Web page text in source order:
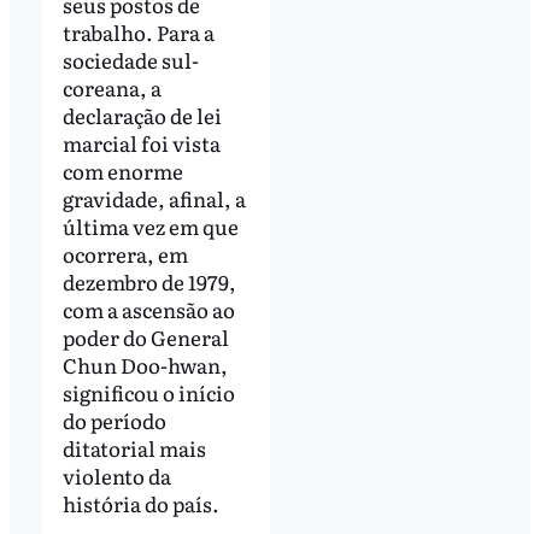
trabalho. Para a
sociedade sul-
coreana, a
declaração de lei
marcial foi vista
com enorme
gravidade, afinal, a
última vez em que
ocorrera, em
dezembro de 1979,
com a ascensão ao
poder do General
Chun Doo-hwan,
significou o início
do período
ditatorial mais
violento da
história do país.